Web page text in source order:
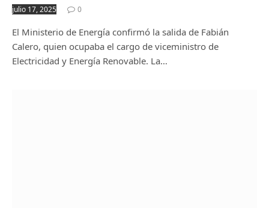
julio 17, 2025 0
El Ministerio de Energía confirmó la salida de Fabián
Calero, quien ocupaba el cargo de viceministro de
Electricidad y Energía Renovable. La…